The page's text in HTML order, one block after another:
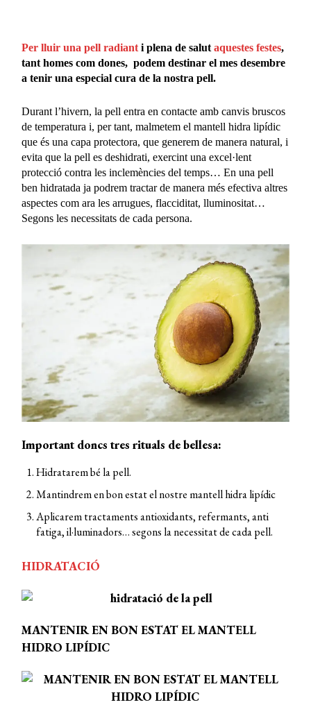
Per lluir una pell radiant i plena de salutaquestes festes,
tant homes com dones, podem destinar el mes desembre
a tenir una especial cura de la nostra pell.
Durant l’hivern, la pell entra en contacte amb canvis bruscos
de temperatura i, per tant, malmetem el mantell hidra lipídic
que és una capa protectora, que generem de manera natural, i
evita que la pell es deshidrati, exercint una excel·lent
protecció contra les inclemències del temps… En una pell
ben hidratada ja podrem tractar de manera més efectiva altres
aspectes com ara les arrugues, flacciditat, lluminositat…
Segons les necessitats de cada persona.
Important doncs tres rituals de bellesa:
Hidratarem bé la pell.
Mantindrem en bon estat el nostre mantell hidra lipídic
Aplicarem tractaments antioxidants, refermants, anti
fatiga, il·luminadors… segons la necessitat de cada pell.
HIDRATACIÓ
MANTENIR EN BON ESTAT EL MANTELL
HIDRO LIPÍDIC